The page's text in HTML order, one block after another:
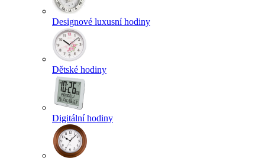
Designové luxusní hodiny
Dětské hodiny
Digitální hodiny